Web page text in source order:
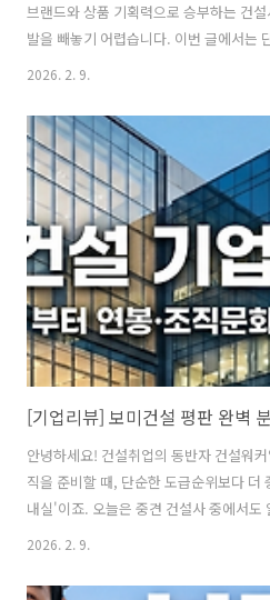
브랜드와 상품 기획력으로 승부하는 건
발을 빼놓기 어렵습니다. 이번 글에서는
방향성·브랜드 가치·인재 전략까지 포함
만한 핵심만 정리했습니다.■ HDC현대
산업개발은 HDC그룹의 핵심 건설 계열
강점을 지닌 종합 디벨로퍼형 건설사입니
업개발(주)기업구분: HDC그룹 계열 / 코
도시정비, 일반건축, 토목, 부동산 개발·
범)매출: 4조 원대(..
2026. 2. 9.
[기업리뷰] 보미건설 평판 완벽
안녕하세요! 건설취업의 동반자 건설워
직을 준비할 때, 단순한 도급순위보다 더
내실'이죠. 오늘은 중견 건설사 중에서도
를 기반으로 정리한 보미건설의 현실 리
2026. 2. 9.